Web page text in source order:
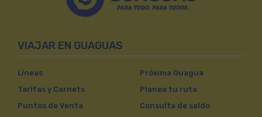
VIAJAR EN GUAGUAS
Líneas
Tarifas y Carnets
Puntos de Venta
Próxima Guagua
Planea tu ruta
Consulta de saldo